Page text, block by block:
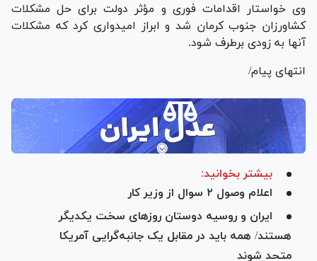
وی خواستار اقدامات فوری و مؤثر دولت برای حل مشکلات
کشاورزان جنوب کرمان شد و ابراز امیدواری کرد که مشکلات
آنها به زودی برطرف شود.
انتهای پیام/
بیشتر بخوانید:
اعلام وصول ۲ سوال از وزیر کار
ایران و روسیه دوستان روز‌های سخت یکدیگر
هستند/ همه باید در مقابل یک جانبه‌گرایی آمریکا
متحد شوند